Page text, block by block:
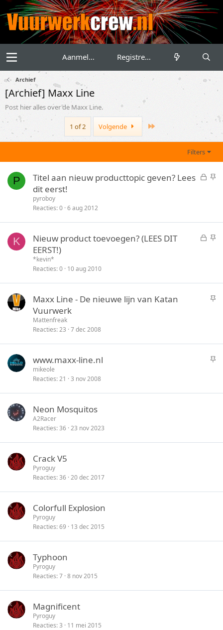
Aanmelden Registreren
Archief
[Archief] Maxx Line
Post hier alles over de Maxx Line.
1 of 2 Volgende
Filters
P
G
e
S
Titel aan nieuw producttopic geven? Lees
dit eerst!
pyroboy
Reacties 0 6 aug 2012
K
G S
Nieuw product toevoegen? (LEES DIT
EERST!)
*kevin*
Reacties 0 10 aug 2010
S
Maxx Line - De nieuwe lijn van Katan
Vuurwerk
Mattenfreak
Reacties 23 7 dec 2008
S
www.maxx-line.nl
mikeole
Reacties 21 3 nov 2008
Neon Mosquitos
A2Racer
Reacties 36 23 nov 2023
Crack V5
Pyroguy
Reacties 36 20 dec 2017
Colorfull Explosion
Pyroguy
Reacties 69 13 dec 2015
Typhoon
Pyroguy
Reacties 7 8 nov 2015
Magnificent
Pyroguy
Reacties 3 11 mei 2015